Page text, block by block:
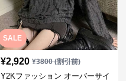
SALE
¥2,920 ¥3800(割引前)
Y2Kファッション オーバーサイ